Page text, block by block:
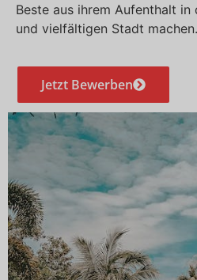
Beste aus ihrem Aufenthalt in
und vielfältigen Stadt machen.
Jetzt Bewerben